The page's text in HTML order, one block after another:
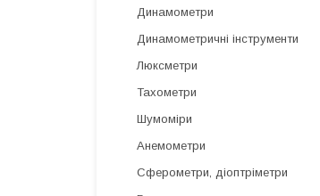
Динамометри
Динамометричні інструменти
Люксметри
Тахометри
Шумоміри
Анемометри
Сферометри, діоптріметри